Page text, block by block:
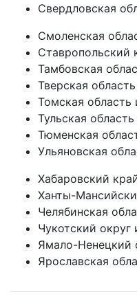
Свердловская
Смоленская
Ставропольский
Тамбовская
Тверская
Томская область
Тульская
Тюменская
Ульяновская
Хабаровский
Ханты-
Челябинская
Чукотский округ
Ямало-Ненецкий
Ярославская